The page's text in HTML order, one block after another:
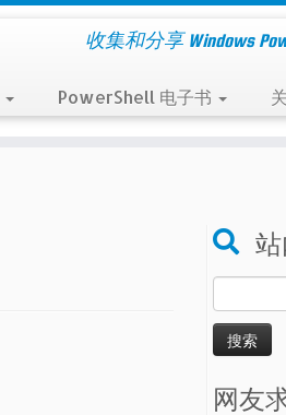
收集和分享 Windows
PowerShell 电子书
索：
网友